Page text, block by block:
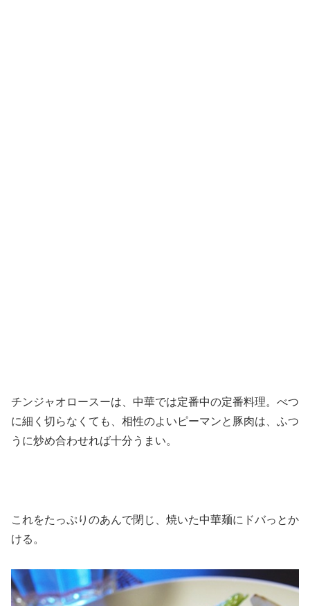
チンジャオロースーは、中華では定番中の定番料理。べつ
に細く切らなくても、相性のよいピーマンと豚肉は、ふつ
うに炒め合わせれば十分うまい。
これをたっぷりのあんで閉じ、焼いた中華麺にドバっとか
ける。